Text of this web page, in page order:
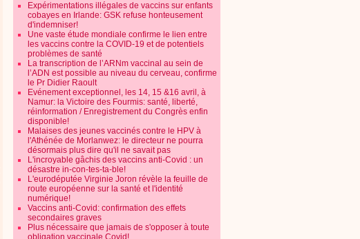
Expérimentations illégales de vaccins sur enfants
cobayes en Irlande: GSK refuse honteusement
d'indemniser!
Une vaste étude mondiale confirme le lien entre
les vaccins contre la COVID-19 et de potentiels
problèmes de santé
La transcription de l’ARNm vaccinal au sein de
l’ADN est possible au niveau du cerveau, confirme
le Pr Didier Raoult
Evénement exceptionnel, les 14, 15 &16 avril, à
Namur: la Victoire des Fourmis: santé, liberté,
réinformation / Enregistrement du Congrès enfin
disponible!
Malaises des jeunes vaccinés contre le HPV à
l'Athénée de Morlanwez: le directeur ne pourra
désormais plus dire qu'il ne savait pas
L'incroyable gâchis des vaccins anti-Covid : un
désastre in-con-tes-ta-ble!
L'eurodéputée Virginie Joron révèle la feuille de
route européenne sur la santé et l'identité
numérique!
Vaccins anti-Covid: confirmation des effets
secondaires graves
Plus nécessaire que jamais de s'opposer à toute
obligation vaccinale Covid!